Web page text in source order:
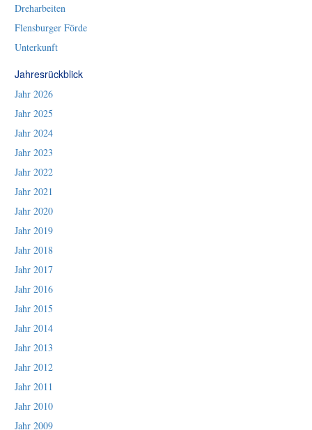
Dreharbeiten
Flensburger Förde
Unterkunft
Jahresrückblick
Jahr 2026
Jahr 2025
Jahr 2024
Jahr 2023
Jahr 2022
Jahr 2021
Jahr 2020
Jahr 2019
Jahr 2018
Jahr 2017
Jahr 2016
Jahr 2015
Jahr 2014
Jahr 2013
Jahr 2012
Jahr 2011
Jahr 2010
Jahr 2009